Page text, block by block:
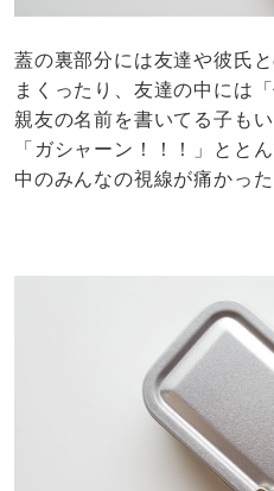
蓋の裏部分には友達や彼氏
まくったり、友達の中には
親友の名前を書いてる子も
「ガシャーン！！！」とと
中のみんなの視線が痛かった